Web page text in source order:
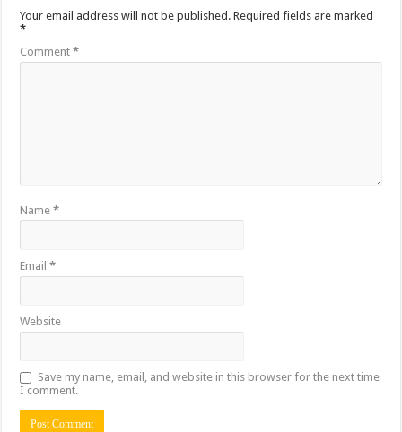
Your email address will not be published. Required fields are marked
*
Comment*
Name*
Email*
Website
Save my name, email, and website in this browser for the next time
I comment.